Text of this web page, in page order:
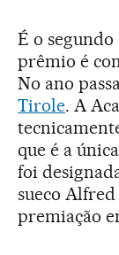
É o segundo
prêmio é
No ano
Tirole. A
que é a
foi
sueco Alfred
premiação